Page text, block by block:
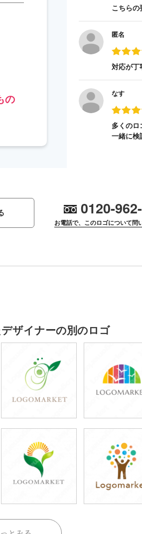
の
こちらの
匿名
対応が丁
なす
多くのロ
一緒に検
0120-
お電話で、このロゴについて問
ザイナーの別のロゴ